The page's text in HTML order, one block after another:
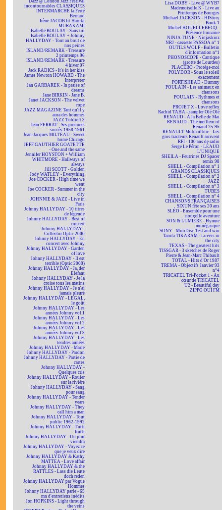
iJazz @ London Jazz Festival
incontournables CLASSIQUES
INTERMARCHÉ la Ferté
Bernard
Irène JACOB lit Haruki
MURAKAMI
Isabelle BOULAY - Sans toi
Isabelle BOULAY + Johnny
HALLYDAY - Tout au bout de
nos peines
ISLAND/REMARK - Treasure
2 printemps 96
ISLAND/REMARK - Treasure
4 hiver 97
Jack RADICS - It's in her kiss
James Newton HOWARD - The
Interpreter
Jan GARBAREK - In praise of
dreams
Jane BIRKIN - Jane B.
Janet JACKSON - The velvet
rope
JAZZ MAGAZINE Tant qu'il y
aura des hommes
JAZZ Tublieft 3
Jean FERRAT - Ses premiers
succès 1958-1961
Jean-Jacques MILTEAU - Sweet
home Chicago
JEFF GAUTHIER GOATETTE
- One and the same
Jennifer HOYSTON + William
WHITMORE - Hallways of
always
Jill SCOTT - Golden
Jody WATLEY - Everything
Joe COCKER - High time we
went
Joe COCKER - Summer in the
city
JOHNNIE & JAZZ - Live in
Paris
Johnny HALLYDAY - 10 titres
de légende
Johnny HALLYDAY - Best of
concert
Johnny HALLYDAY -
Collector Optic 2000
Johnny HALLYDAY - En
concert avec Johnny
Johnny HALLYDAY - Garden
of love
Johnny HALLYDAY - Il est
terrible (Optic 2000)
Johnny HALLYDAY - Ja, der
Elefant
Johnny HALLYDAY - Je la
croise tous les matins
Johnny HALLYDAY - Je n'ai
jamais pleuré
Johnny HALLYDAY - LEGAL,
le goût
Johnny HALLYDAY - Les
années Johnny vol.1
Johnny HALLYDAY - Les
années Johnny vol.2
Johnny HALLYDAY - Les
années Johnny vol.3
Johnny HALLYDAY - Les
tendres années
Johnny HALLYDAY - Marie
Johnny HALLYDAY - Pardon
Johnny HALLYDAY - Partie de
cartes
Johnny HALLYDAY -
Quelques cris
Johnny HALLYDAY - Rouler
sur la rivière
Johnny HALLYDAY - Sang
pour sang
Johnny HALLYDAY - Tender
years
Johnny HALLYDAY - They
call him a man
Johnny HALLYDAY - Tout
public 1962-1992
Johnny HALLYDAY - Tutti
frutti
Johnny HALLYDAY - Un jour
viendra
Johnny HALLYDAY - Voyez ce
que je veux dire
Johnny HALLYDAY & Kathy
MATTEA - Love affair
Johnny HALLYDAY & the
RATTLES - Lass die Leute
doch reden
Johnny HALLYDAY par Vogue
Hommes
Johnny HALLYDAY parle - 65
mn d'entretiens inédits
Jon HOPKINS - Light through
the veins
Lisa DOBY - Live @ WYB7
Mademoiselle K - Live au
Printemps de Bourges
Michael JACKSON - HIStory
Book 1
Michel HOUELLEBECQ -
Présence humaine
NINJA TUNE - Ninjaskinz
NRJ - cassette PASSOA n° 1
OUTILS WOLF - Bulletin
d'information n°1
PHONOSCOPE - Cantique
(grotte de Lourdes)
PLACEBO - Protège-moi
POLYDOR - Sous le soleil
exactement
PORTISHEAD - Dummy
POULAIN - Les animaux en
chansons
POULAIN - Rythmes et
chansons
PROJET X - Love reflex
Rachid TAHA - sampler Olé Olé
RENAUD - À la Belle de Mai
RENAUD - The meilleur of
Renaud 75-95
RENAULT Motoculture - Les
gros tracteurs Renault arrivent
RFI - 100 ans de radio
Serge Le Péron - LÉAUD
L'UNIQUE
SHEILA - Feutrines DJ Spacer
remix 98
SHELL - Compilation n° 1
GRANDS CLASSIQUES
SHELL - Compilation n° 2
JAZZ
SHELL - Compilation n° 3
TUBES
SHELL - Compilation n° 4
CHANSONS FRANÇAISES
SIXUN fête ses 20 ans
SLÉO - Ensemble pour une
nouvelle aventure
SON & LUMIÈRE - Hymne
monégasque
SONY - MiniDisc Test and win
Tanita TIKARAM - Lovers in
the city
TEXAS - The greatest hits
TISSGAR - 3 sketches de Roger
Pierre & Jean-Marc Thibault
TOTAL - Hits d'Or 1987
TREMA - Objectifs Janvier 93
n°4
TRICATEL Tri-Pocket 1 - Au
cœur de TRICATEL
U2 - Beautiful day
ZIPPO OUÏ FM